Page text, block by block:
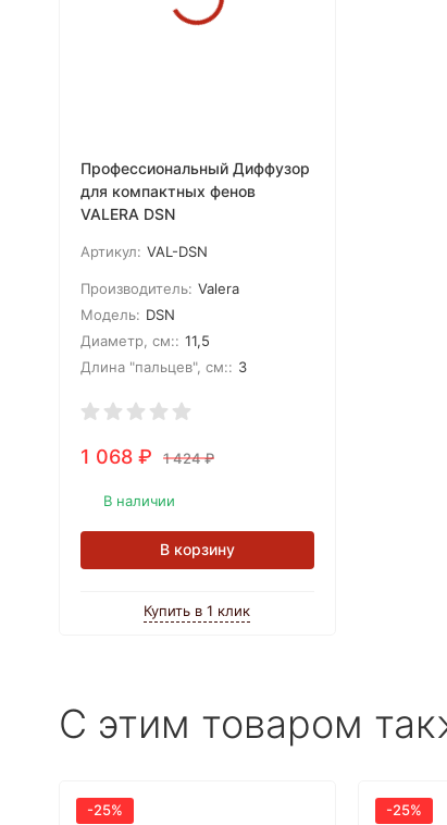
Профессиональный Диффузор
для компактных фенов
VALERA DSN
Артикул: VAL-DSN
Производитель: Valera
Модель: DSN
Диаметр, см:: 11,5
Длина "пальцев", см:: 3
1 068 ₽ 1 424₽
В наличии
В корзину
Купить в 1 клик
С этим товаром
-25% -25%